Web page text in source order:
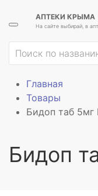
АПТЕКИ КРЫМА
На сайте выбирай, в
Главная
Товары
Бидоп таб
Бидоп